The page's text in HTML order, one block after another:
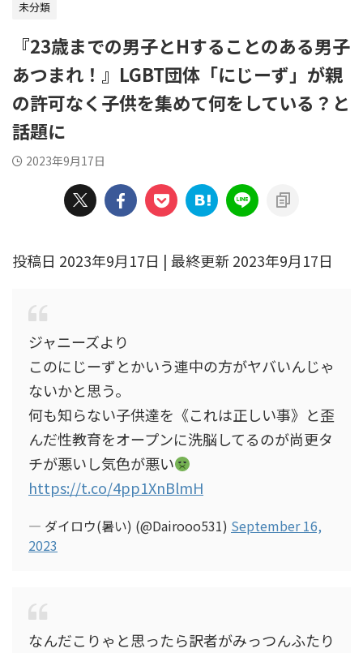
未分類
『23歳までの男子とHすることのある男子
あつまれ！』LGBT団体「にじーず」が親
の許可なく子供を集めて何をしている？と
話題に
2023年9月17日
投稿日 2023年9月17日 | 最終更新 2023年9月17日
ジャニーズより
このにじーずとかいう連中の方がヤバいんじゃ
ないかと思う。
何も知らない子供達を《これは正しい事》と歪
んだ性教育をオープンに洗脳してるのが尚更タ
チが悪いし気色が悪い
https://t.co/4pp1XnBlmH
— ダイロウ(暑い) (@Dairooo531) September 16,
2023
なんだこりゃと思ったら訳者がみっつんふたり